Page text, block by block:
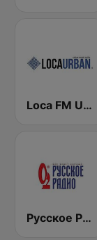
Loca FM Urban
Русское Радио